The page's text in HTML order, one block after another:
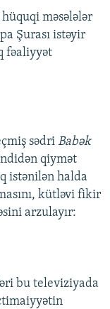
məsələlər
Şurası istəyir
fəaliyyət
sədri Babək
qiymət
istənilən halda
kütləvi fikir
arzulayır:
bu televiziyada